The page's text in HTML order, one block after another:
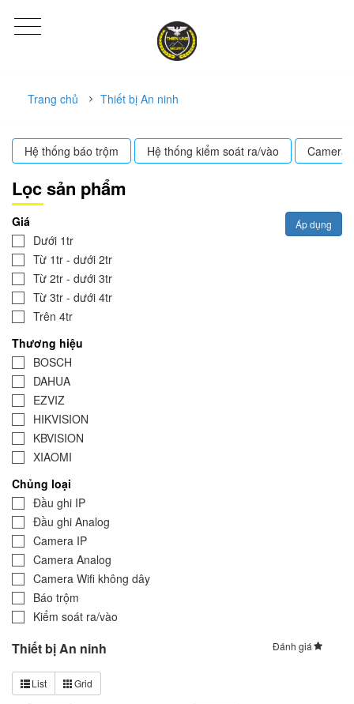
Trang chủ Thiết bị An ninh
Hệ thống báo trộm Hệ thống kiểm soát ra/vào Camera
Lọc sản phẩm
Giá
Dưới 1tr
Từ 1tr - dưới 2tr
Từ 2tr - dưới 3tr
Từ 3tr - dưới 4tr
Trên 4tr
Thương hiệu
BOSCH
DAHUA
EZVIZ
HIKVISION
KBVISION
XIAOMI
Chủng loại
Đầu ghi IP
Đầu ghi Analog
Camera IP
Camera Analog
Camera Wifi không dây
Báo trộm
Kiểm soát ra/vào
Áp dụng
Thiết bị An ninh Sắp xếp
Đánh giá
List Grid